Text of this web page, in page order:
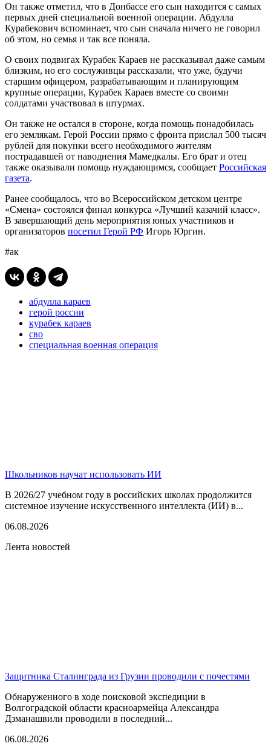
Он также отметил, что в Донбассе его сын находится с самых
первых дней специальной военной операции. Абдулла
Курабекович вспоминает, что сын сначала ничего не говорил
об этом, но семья и так все поняла.
О своих подвигах Курабек Караев не рассказывал даже самым
близким, но его сослуживцы рассказали, что уже, будучи
старшим офицером, разрабатывающим и планирующим
крупные операции, Курабек Караев вместе со своими
солдатами участвовал в штурмах.
Он также не остался в стороне, когда помощь понадобилась
его землякам. Герой России прямо с фронта прислал 500 тысяч
рублей для покупки всего необходимого жителям
пострадавшей от наводнения Мамедкалы. Его брат и отец
также оказывали помощь нуждающимся, сообщает Российская
газета.
Ранее сообщалось, что во Всероссийском детском центре
«Смена» состоялся финал конкурса «Лучший казачий класс».
В завершающий день мероприятия юных участников и
организаторов посетил Герой РФ Игорь Юргин.
#ак
абдулла караев
герой россии
курабек караев
сво
специальная военная операция
Школьников научат использовать ИИ
В 2026/27 учебном году в российских школах продолжится
системное изучение искусственного интеллекта (ИИ) в...
06.08.2026
Лента новостей
Защитника Сталинграда из Грузии проводили с почестями
Обнаруженного в ходе поисковой экспедиции в
Волгоградской области красноармейца Александра
Дзманашвили проводили в последний...
06.08.2026